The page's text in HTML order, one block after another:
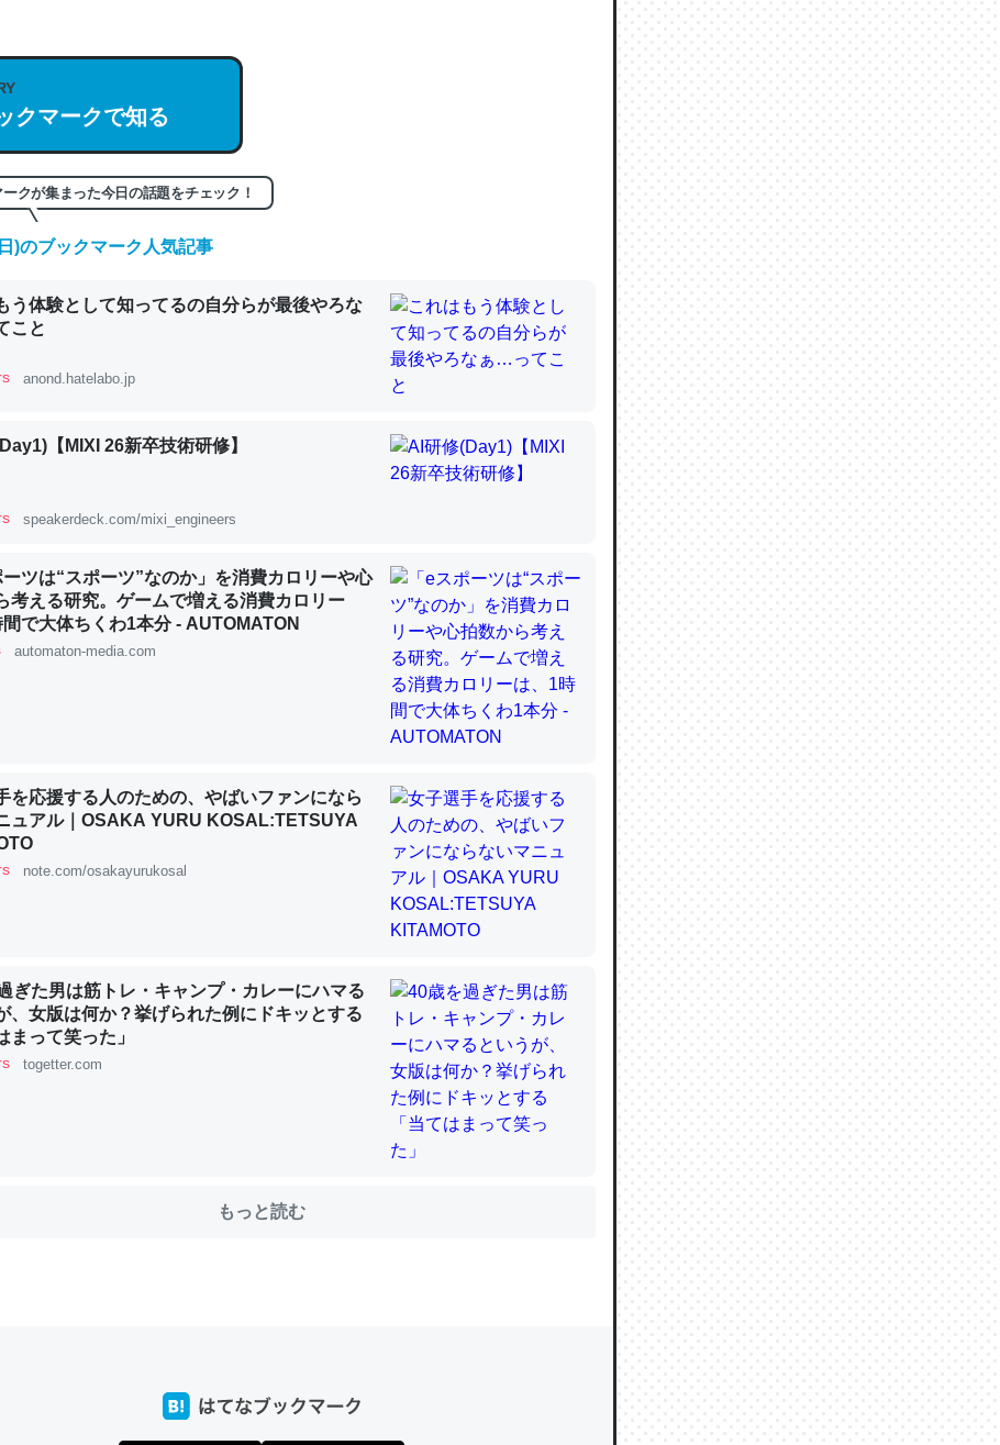
記事。32768トークンだと英語小説100ページ分くらい。小説でいう「ずっと前
」は回収されないけど、短期記憶というには多い分量。進化すればするほど分かり
くなりそう
の1程度。
ス :: 【研究発表】昆虫学の大問題＝「昆虫はなぜ海にいないのか」に関する新仮説
「淡水はカルシウムも酸素も不足してて両方に不利だから両方が拮抗してるので
って面白い。海にいる鋏角類（カブトガニ・ウミグモ）はカルシウムを使わずキ
ス :: 【研究発表】昆虫学の大問題＝「昆虫はなぜ海にいないのか」に関する新仮説
元に考えるとカルシウムを大量に使う脊椎動物と貝類は苦労してるんだな…。腹足
を無くしてナメクジになったり努力してるし。
ス :: 【研究発表】昆虫学の大問題＝「昆虫はなぜ海にいないのか」に関する新仮説
Echoを実家に置いて４年。でたまに覗いてる。ぼちぼちRingも置こうかと画策
、Googleマップで位置情報を共有してる。電池残量や充電中かが分かるのでこ
LINEするくらいだった遠方の父67歳と僕。ITツール導入でコミュニケーションが劇的に変化し
クマークで知る
クが集まった今日の話題をチェック！
)のブックマーク人気記事
う体験として知ってるの自分らが最後やろな
こと
anond.hatelabo.jp
【MIXI 26新卒技術研修】
speakerdeck.com/mixi_engineers
ーツは“スポーツ”なのか」を消費カロリーや心
考える研究。ゲームで増える消費カロリー
で大体ちくわ1本分 - AUTOMATON
automaton-media.com
を応援する人のための、やばいファンになら
ュアル｜OSAKA YURU KOSAL:TETSUYA
note.com/osakayurukosal
ぎた男は筋トレ・キャンプ・カレーにハマる
、女版は何か？挙げられた例にドキッとする
まって笑った」
togetter.com
もっと読む